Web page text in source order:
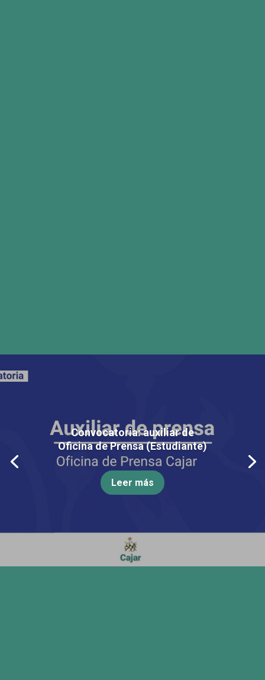
Convocatoria: auxiliar de
Oficina de Prensa (Estudiante)
Leer más